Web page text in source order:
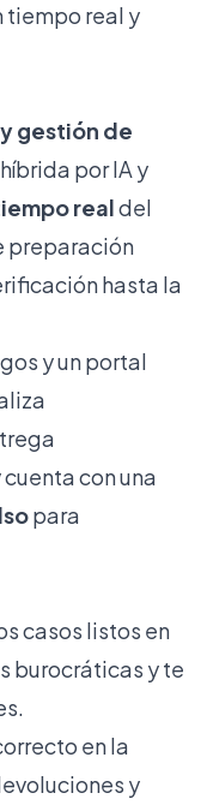
tiempo real y
gestión de
por IA y
realdel
preparación
hasta la
y un portal
con una
para
casos listos en
burocráticas y te
en la
y